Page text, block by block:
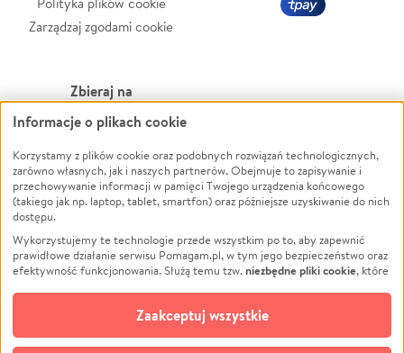
Zarządzaj zgodami cookie
Zbieraj na
Leczenie
Zwierzęta
Pożar
Ukraina
Pomoc Finansowa
Projekty
Pogrzeb
Społeczność lokalna
Kultura
Powódź
Wichura
NGO
Edukacja
Podróż
Impreza
Ochrona środowiska
Biznes
Informacje o plikach cookie
Korzystamy z plików cookie oraz podobnych rozwiązań technologicznych,
zarówno własnych, jak i naszych partnerów. Obejmuje to zapisywanie i
przechowywanie informacji w pamięci Twojego urządzenia końcowego
(takiego jak np. laptop, tablet, smartfon) oraz późniejsze uzyskiwanie do nich
dostępu.
Wykorzystujemy te technologie przede wszystkim po to, aby zapewnić
prawidłowe działanie serwisu Pomagam.pl, w tym jego bezpieczeństwo oraz
efektywność funkcjonowania. Służą temu tzw.niezbędne pliki cookie, które
opcjonalnych plików cookie
technologii do celów analitycznych i retargetingowych. Możesz wyrazić
zgodę na ich stosowanie lub jej odmówić. W dowolnym momencie masz
Zaakceptuj wszystkie